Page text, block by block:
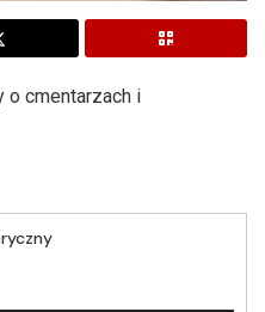
o cmentarzach i